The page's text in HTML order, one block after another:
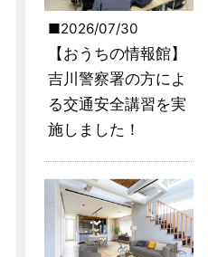
2026/07/30
【おうちの情報館】
吉川警察署の方によ
る交通安全講習を実
施しました！